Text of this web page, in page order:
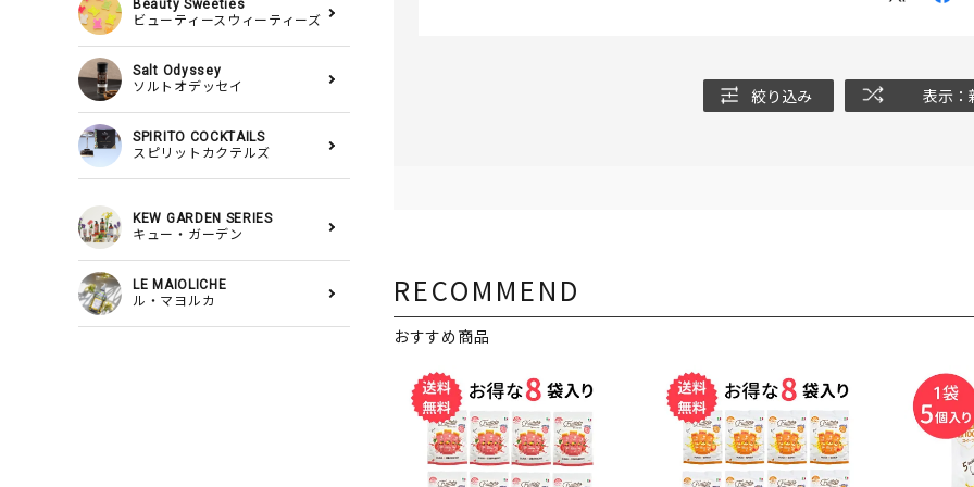
Beauty Sweeties
ビューティースウィーティーズ
Salt Odyssey
ソルトオデッセイ
SPIRITO COCKTAILS
スピリットカクテルズ
KEW GARDEN SERIES
キュー・ガーデン
LE MAIOLICHE
ル・マヨルカ
絞り込み 表示：
RECOMMEND
おすすめ商品